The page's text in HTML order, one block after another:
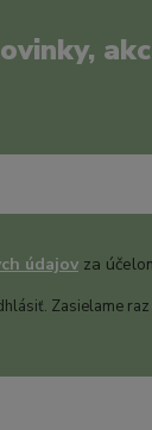
údajov za
Zasielame